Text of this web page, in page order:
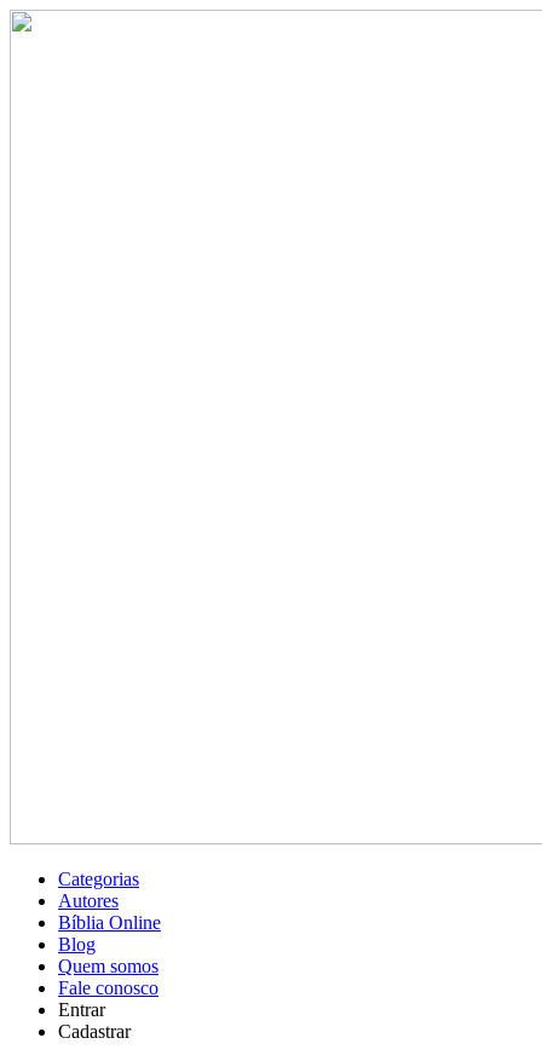
Categorias
Autores
Bíblia Online
Blog
Quem somos
Fale conosco
Entrar
Cadastrar